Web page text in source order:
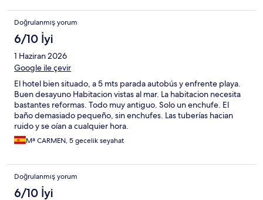
Doğrulanmış yorum
6/10 İyi
1 Haziran 2026
Google ile çevir
El hotel bien situado, a 5 mts parada autobús y enfrente playa.
Buen desayuno Habitacion vistas al mar. La habitacion necesita
bastantes reformas. Todo muy antiguo. Solo un enchufe. El
baño demasiado pequeño, sin enchufes. Las tuberías hacian
ruido y se oían a cualquier hora.
Mª CARMEN, 5 gecelik seyahat
Doğrulanmış yorum
6/10 İyi